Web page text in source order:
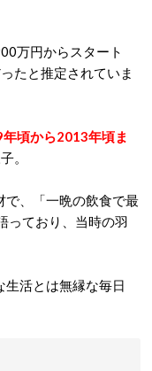
万円からスタート
たと推定されていま
頃から2013年頃ま
。
で、「一晩の飲食で最
っており、当時の羽
生活とは無縁な毎日